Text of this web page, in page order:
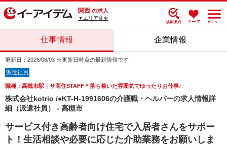
関西 の求人
▼エリア変更
仕事情報 企業情報
更新日：2026/08/03 ※更新日時点の最新情報です
派遣社員
職種：高槻市駅｜サ高住STAFF＊落ち着いた雰囲気でゆったりお仕事♪
株式会社kotrio /●KT-H-1991606の介護職・ヘルパーの求人情報詳
細（派遣社員） - 高槻市
サービス付き高齢者向け住宅で入居者さんをサポー
ト！生活相談や必要に応じた介助業務をお願いしま